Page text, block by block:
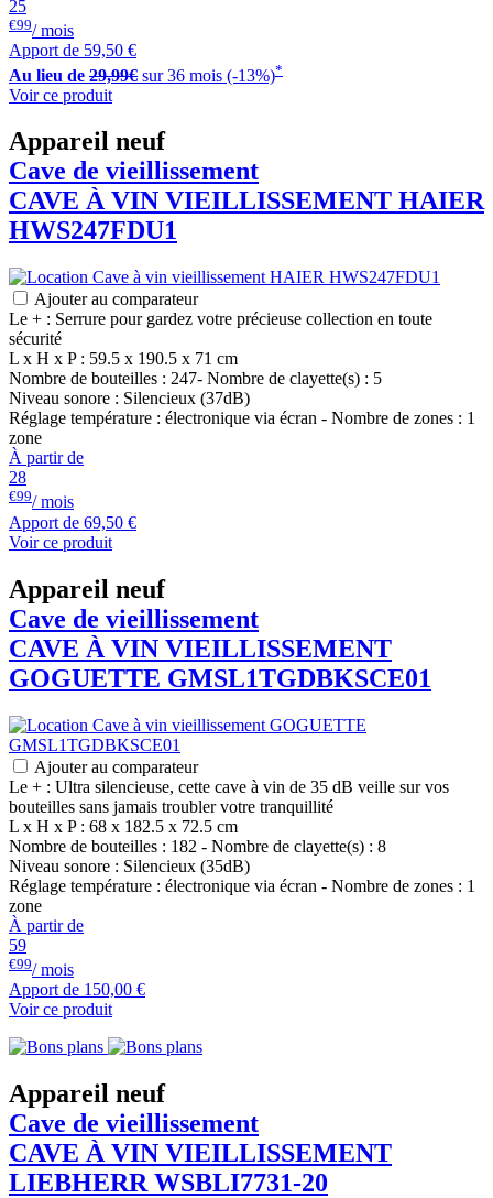
25
€99/ mois
Apport de 59,50 €
Au lieu de 29,99€ sur 36 mois (-13%)*
Voir ce produit
Appareil neuf
Cave de vieillissement
CAVE À VIN VIEILLISSEMENT HAIER
HWS247FDU1
Ajouter au comparateur
Le + : Serrure pour gardez votre précieuse collection en toute
sécurité
L x H x P : 59.5 x 190.5 x 71 cm
Nombre de bouteilles : 247- Nombre de clayette(s) : 5
Niveau sonore : Silencieux (37dB)
Réglage température : électronique via écran - Nombre de zones : 1
zone
À partir de
28
€99/ mois
Apport de 69,50 €
Voir ce produit
Appareil neuf
Cave de vieillissement
CAVE À VIN VIEILLISSEMENT
GOGUETTE GMSL1TGDBKSCE01
Ajouter au comparateur
Le + : Ultra silencieuse, cette cave à vin de 35 dB veille sur vos
bouteilles sans jamais troubler votre tranquillité
L x H x P : 68 x 182.5 x 72.5 cm
Nombre de bouteilles : 182 - Nombre de clayette(s) : 8
Niveau sonore : Silencieux (35dB)
Réglage température : électronique via écran - Nombre de zones : 1
zone
À partir de
59
€99/ mois
Apport de 150,00 €
Voir ce produit
Appareil neuf
Cave de vieillissement
CAVE À VIN VIEILLISSEMENT
LIEBHERR WSBLI7731-20